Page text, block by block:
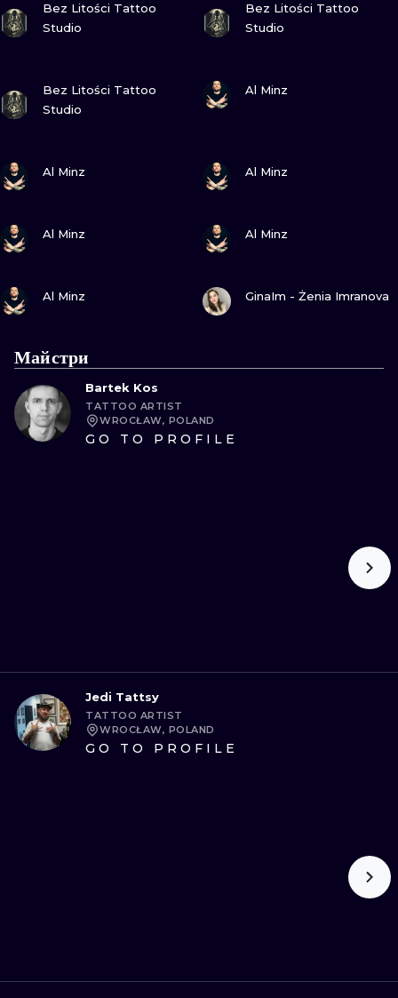
Bez Litości Tattoo
Studio
Bez Litości Tattoo
Studio
Bez Litości Tattoo
Studio
Al Minz
Al Minz Al Minz
Al Minz Al Minz
Al Minz GinaIm - Żenia Imranova
Майстри
Bartek Kos
TATTOO ARTIST
WROCŁAW, POLAND
GO TO PROFILE
Jedi Tattsy
TATTOO ARTIST
WROCŁAW, POLAND
GO TO PROFILE